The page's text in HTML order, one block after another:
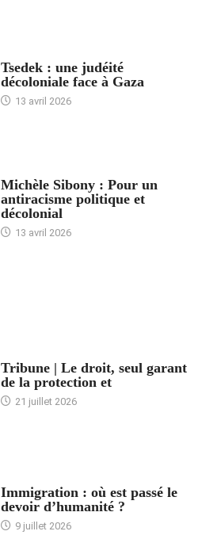
Tsedek : une judéité
décoloniale face à Gaza
13 avril 2026
Michèle Sibony : Pour un
antiracisme politique et
décolonial
13 avril 2026
Tribune | Le droit, seul garant
de la protection et
21 juillet 2026
Immigration : où est passé le
devoir d’humanité ?
9 juillet 2026